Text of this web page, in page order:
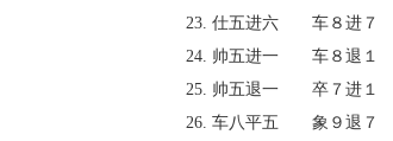
23. 仕五进六车８进７
24. 帅五进一车８退１
25. 帅五退一卒７进１
26. 车八平五 象９退７